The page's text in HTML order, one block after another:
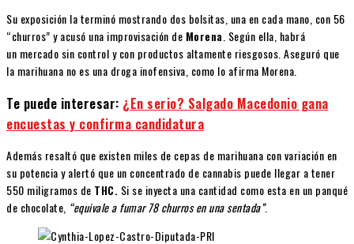
Su exposición la terminó mostrando dos bolsitas, una en cada mano, con 56
“churros” y acusó una improvisación de Morena. Según ella, habrá
un mercado sin control y con productos altamente riesgosos. Aseguró que
la marihuana no es una droga inofensiva, como lo afirma Morena.
Te puede interesar: ¿En serio? Salgado Macedonio gana
encuestas y confirma candidatura
Además resaltó que existen miles de cepas de marihuana con variación en
su potencia y alertó que un concentrado de cannabis puede llegar a tener
550 miligramos de THC. Si se inyecta una cantidad como esta en un panqué
de chocolate, “equivale a fumar 78 churros en una sentada”.